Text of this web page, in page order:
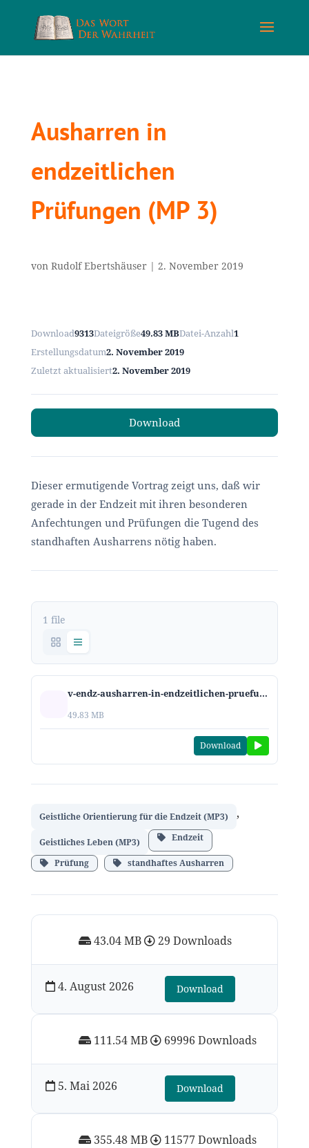
Ausharren in
endzeitlichen
Prüfungen (MP 3)
von Rudolf Ebertshäuser| 2. November 2019
Download9313Dateigröße49.83 MBDatei-Anzahl1
Erstellungsdatum2. November 2019
Zuletzt aktualisiert2. November 2019
Download
Dieser ermutigende Vortrag zeigt uns, daß wir
gerade in der Endzeit mit ihren besonderen
Anfechtungen und Prüfungen die Tugend des
standhaften Ausharrens nötig haben.
1 file
v-endz-ausharren-in-endzeitlichen-pruefungen.mp3
49.83 MB
Download
Geistliche Orientierung für die Endzeit (MP3) ,
Geistliches Leben (MP3) Endzeit
Prüfung standhaftes Ausharren
43.04 MB 29 Downloads
4. August 2026 Download
111.54 MB 69996 Downloads
5. Mai 2026 Download
355.48 MB 11577 Downloads